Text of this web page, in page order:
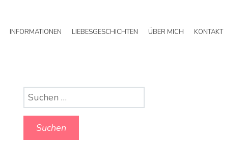
INFORMATIONEN LIEBESGESCHICHTEN ÜBER MICH KONTAKT
Suchen
nach: